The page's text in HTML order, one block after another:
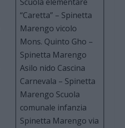
“Caretta” – Spinetta
Marengo vicolo
Mons. Quinto Gho –
Spinetta Marengo
Asilo nido Cascina
Carnevala – Spinetta
Marengo Scuola
comunale infanzia
Spinetta Marengo via